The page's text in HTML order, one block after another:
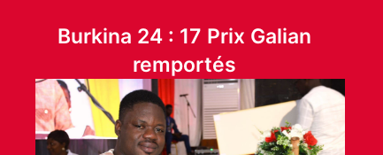
Burkina 24 : 17 Prix Galian
remportés